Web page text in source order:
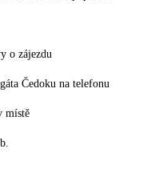
o zájezdu
Čedoku na telefonu
místě